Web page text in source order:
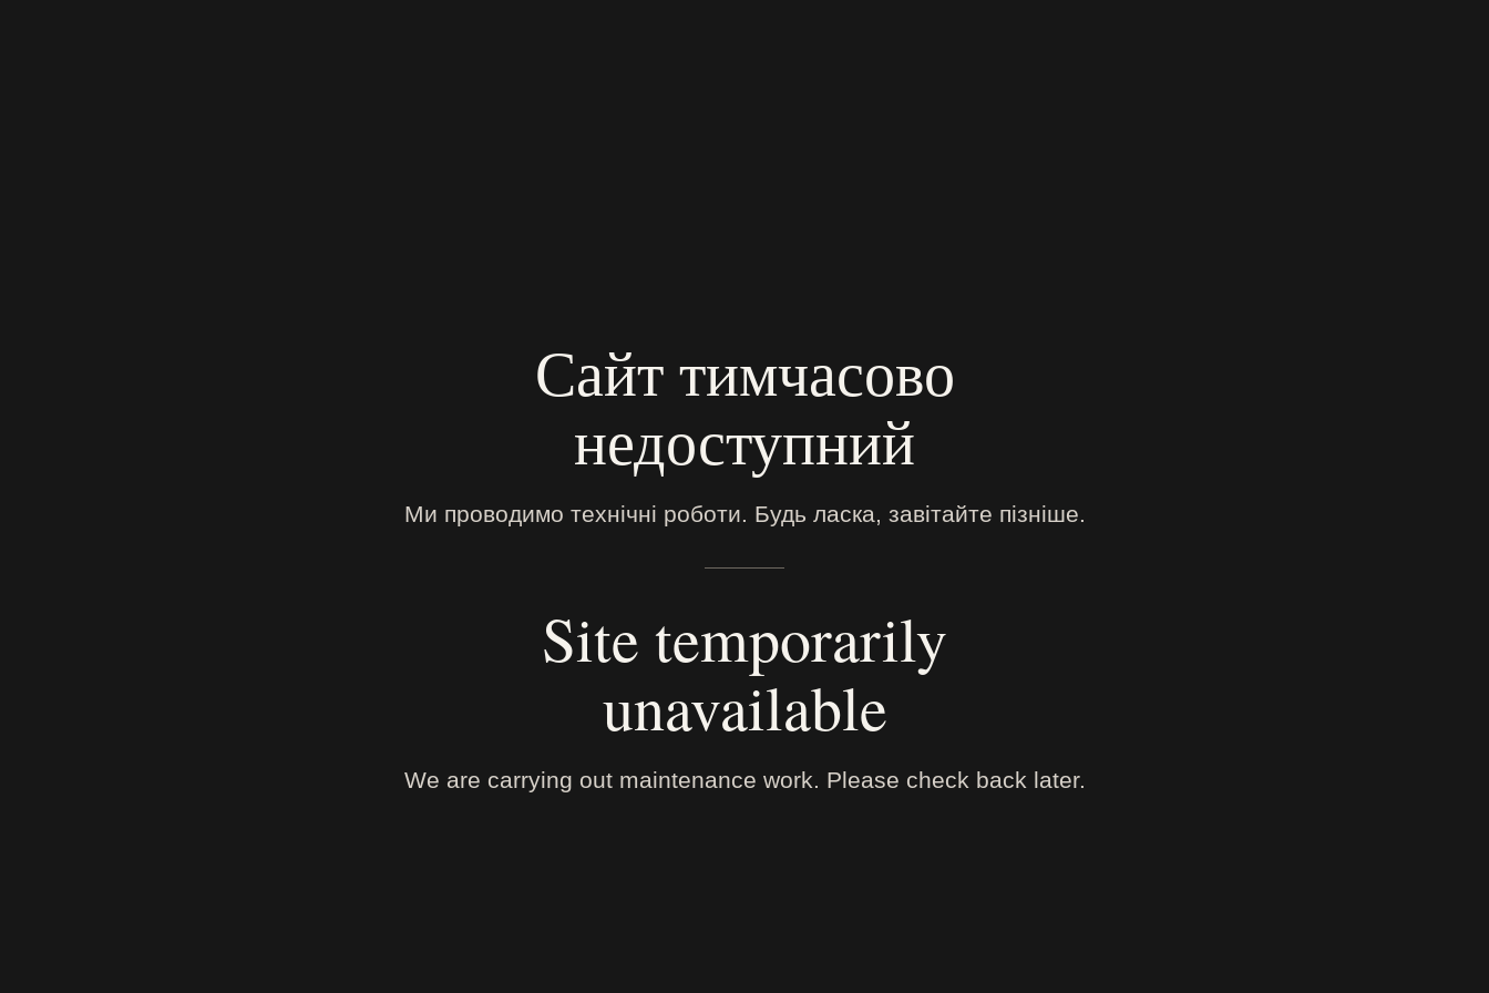
Сайт тимчасово
недоступний
Ми проводимо технічні роботи. Будь ласка, завітайте пізніше.
Site temporarily
unavailable
We are carrying out maintenance work. Please check back later.